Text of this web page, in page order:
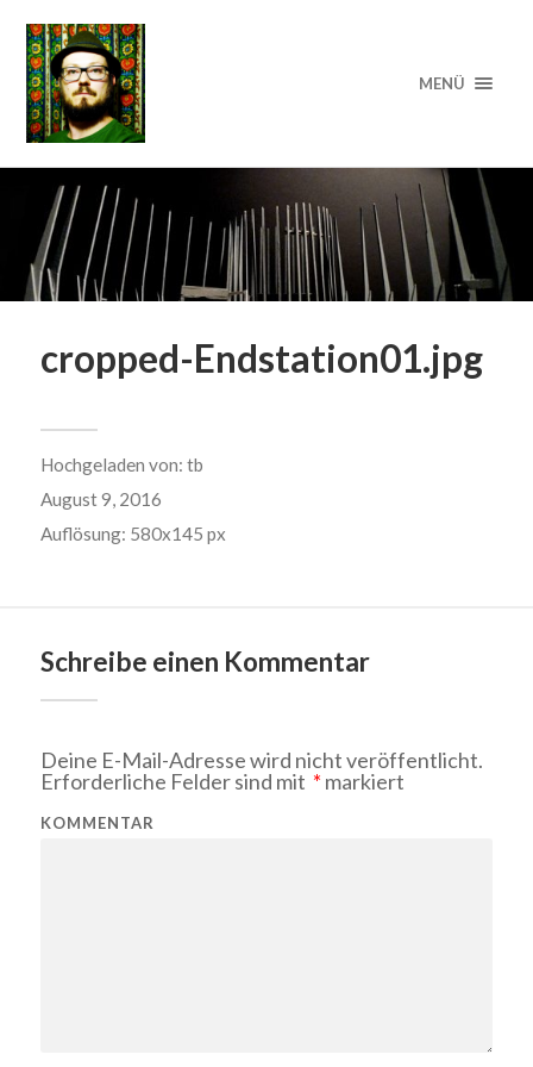
MENÜ
cropped-Endstation01.jpg
Hochgeladen von: tb
August 9, 2016
Auflösung: 580x145 px
Schreibe einen Kommentar
Deine E-Mail-Adresse wird nicht veröffentlicht.
Erforderliche Felder sind mit * markiert
KOMMENTAR